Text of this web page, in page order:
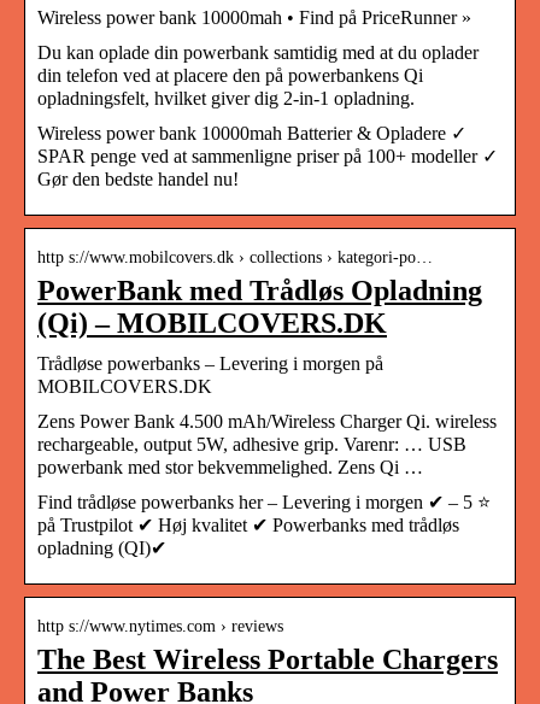
Wireless power bank 10000mah • Find på PriceRunner »
Du kan oplade din powerbank samtidig med at du oplader
din telefon ved at placere den på powerbankens Qi
opladningsfelt, hvilket giver dig 2-in-1 opladning.
Wireless power bank 10000mah Batterier & Opladere ✓
SPAR penge ved at sammenligne priser på 100+ modeller ✓
Gør den bedste handel nu!
http s://www.mobilcovers.dk › collections › kategori-po…
PowerBank med Trådløs Opladning
(Qi) – MOBILCOVERS.DK
Trådløse powerbanks – Levering i morgen på
MOBILCOVERS.DK
Zens Power Bank 4.500 mAh/Wireless Charger Qi. wireless
rechargeable, output 5W, adhesive grip. Varenr: … USB
powerbank med stor bekvemmelighed. Zens Qi …
Find trådløse powerbanks her – Levering i morgen ✔ – 5 ⭐
på Trustpilot ✔ Høj kvalitet ✔ Powerbanks med trådløs
opladning (QI)✔
http s://www.nytimes.com › reviews
The Best Wireless Portable Chargers
and Power Banks